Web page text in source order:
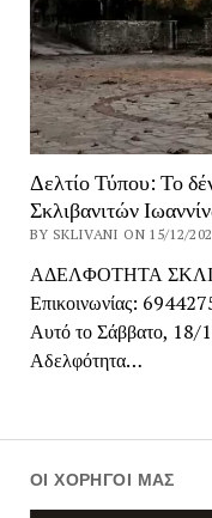
Δελτίο Τύπου: Το
Σκλιβανιτών
BY SKLIVANI ON 15/12/
ΑΔΕΛΦΟΤΗΤΑ
Επικοινωνίας:
Αυτό το Σάββατο, 18/
Αδελφότητα…
ΟΙ ΧΟΡΗΓΟΊ ΜΑΣ